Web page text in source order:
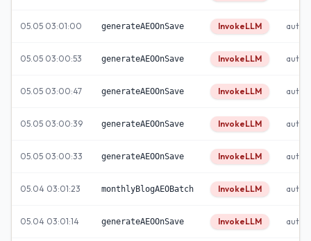
05.05 03:01:00 generateAEOOnSave InvokeLLM
05.05 03:00:53 generateAEOOnSave InvokeLLM
05.05 03:00:47 generateAEOOnSave InvokeLLM
05.05 03:00:39 generateAEOOnSave InvokeLLM
05.05 03:00:33 generateAEOOnSave InvokeLLM
05.04 03:01:23 monthlyBlogAEOBatch InvokeLLM
05.04 03:01:14 generateAEOOnSave InvokeLLM